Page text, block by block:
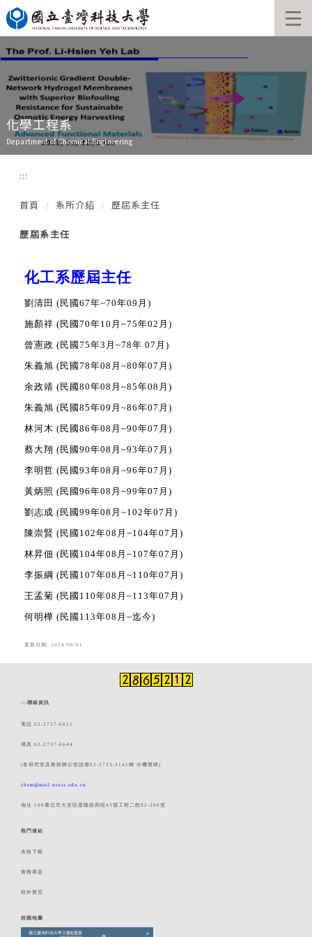
跳
到
主
要
內
容
區
化學工程系
Department of Chemical Engineering
:::
首頁 系所介紹 歷屆系主任
歷屆系主任
化工系歷屆主任
劉清田 (民國67年~70年09月)
施顏祥 (民國 70年10月~75年02月)
曾憲政 (民國 75年3月~78年 07月)
朱義旭 (民國 78年08月~80年07月)
余政靖 (民國 80年08月~85年08月)
朱義旭 (民國 85年09月~86年07月)
林河木 (民國 86年08月~90年07月)
蔡大翔 (民國 90年08月~93年07月)
李明哲 (民國 93年08月~96年07月)
黃炳照 (民國 96年08月~99年07月)
劉志成 (民國 99年08月~102年07月)
陳崇賢 (民國 102年08月~104年07月)
林昇佃 (民國 104年08月~107年07月)
李振綱 (民國 107年08月~110年07月 )
王孟菊 (民國 110年08月~113年07月 )
何明樺 (民國 113年08月~迄今)
更新日期: 2024/08/01
::: 聯絡資訊
電話 02-2737-6611
傳真 02-2737-6644
(各研究室及教師辦公室請撥02-2733-3141轉 分機號碼)
chem@mail.ntust.edu.tw
地址 106臺北市大安區基隆路四段43號工程二館E2-200室
熱門連結
表格下載
實務專題
校外實習
校園地圖